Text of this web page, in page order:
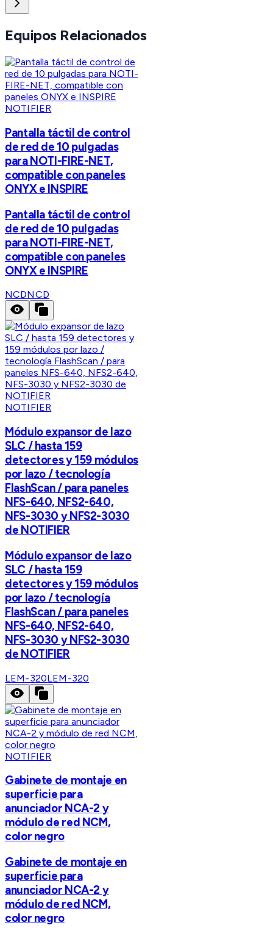
Equipos Relacionados
NOTIFIER
Pantalla táctil de control
de red de 10 pulgadas
para NOTI-FIRE-NET,
compatible con paneles
ONYX e INSPIRE
Pantalla táctil de control
de red de 10 pulgadas
para NOTI-FIRE-NET,
compatible con paneles
ONYX e INSPIRE
NCDNCD
NOTIFIER
Módulo expansor de lazo
SLC / hasta 159
detectores y 159 módulos
por lazo / tecnología
FlashScan / para paneles
NFS-640, NFS2-640,
NFS-3030 y NFS2-3030
de NOTIFIER
Módulo expansor de lazo
SLC / hasta 159
detectores y 159 módulos
por lazo / tecnología
FlashScan / para paneles
NFS-640, NFS2-640,
NFS-3030 y NFS2-3030
de NOTIFIER
LEM-320LEM-320
NOTIFIER
Gabinete de montaje en
superficie para
anunciador NCA-2 y
módulo de red NCM,
color negro
Gabinete de montaje en
superficie para
anunciador NCA-2 y
módulo de red NCM,
color negro